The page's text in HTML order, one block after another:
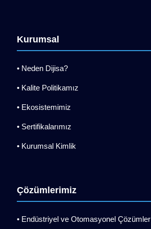
Kurumsal
• Neden Dijisa?
• Kalite Politikamız
• Ekosistemimiz
• Sertifikalarımız
• Kurumsal Kimlik
Çözümlerimiz
• Endüstriyel ve Otomasyonel Çözümler